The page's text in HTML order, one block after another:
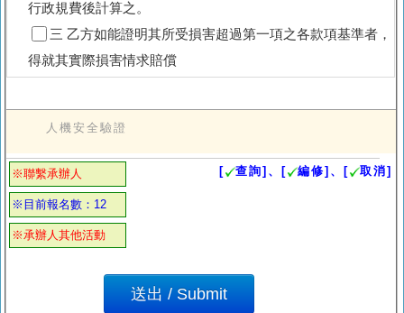
行政規費後計算之。
三 乙方如能證明其所受損害超過第一項之各款項基準者，
得就其實際損害情求賠償
人機安全驗證
※聯繫承辦人
※目前報名數：12
※承辦人其他活動
[ 查詢]、[ 編修]、[ 取消]